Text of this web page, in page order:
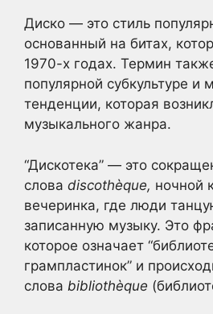
Диско — это стиль
основанный на битах,
1970-х годах. Термин
популярной субкультуре и
тенденции, которая
музыкального жанра.
“Дискотека” — это
слова discothèque, ночной
вечеринка, где люди
записанную музыку. Это
которое означает
грампластинок” и
слова bibliothèque